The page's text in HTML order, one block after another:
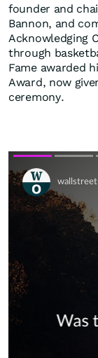
founder and
Bannon, and
Acknowledging
through
Fame awarded
Award, now
ceremony.